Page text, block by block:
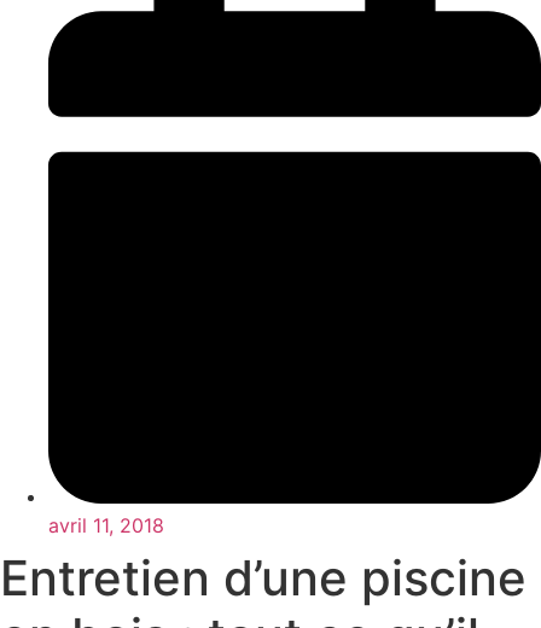
avril 11, 2018
Entretien d’une piscine